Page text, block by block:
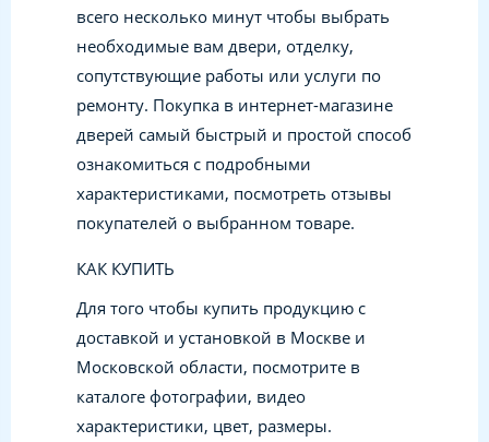
всего несколько минут чтобы выбрать
необходимые вам двери, отделку,
сопутствующие работы или услуги по
ремонту. Покупка в интернет-магазине
дверей самый быстрый и простой способ
ознакомиться с подробными
характеристиками, посмотреть отзывы
покупателей о выбранном товаре.
КАК КУПИТЬ
Для того чтобы купить продукцию с
доставкой и установкой в Москве и
Московской области, посмотрите в
каталоге фотографии, видео
характеристики, цвет, размеры.